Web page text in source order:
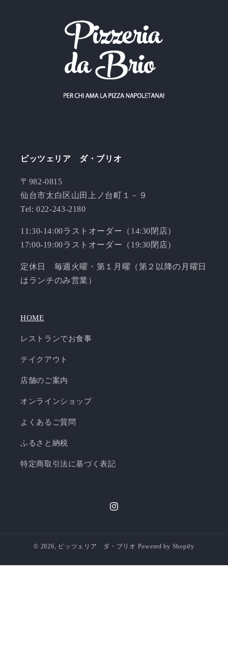
ピッツェリア ダ・ブリオ
〒982-0815
仙台市太白区山田上ノ台町１－９
Tel: 022-243-2180
11:30-14:00ラストオーダー（14:30閉店）
17:00-19:00ラストオーダー（19:30閉店）
定休日 毎週火曜・第１月曜（第２以降の月曜日
はランチのみ営業）
HOME
レストランでお食事
テイクアウト
店舗のご案内
オンラインショップ
よくあるご質問
ふるさと納税
特定商取引法に基づく表記
Instagram
© 2026, ピッツェリア ダ・ブリオ Powered by Shopify